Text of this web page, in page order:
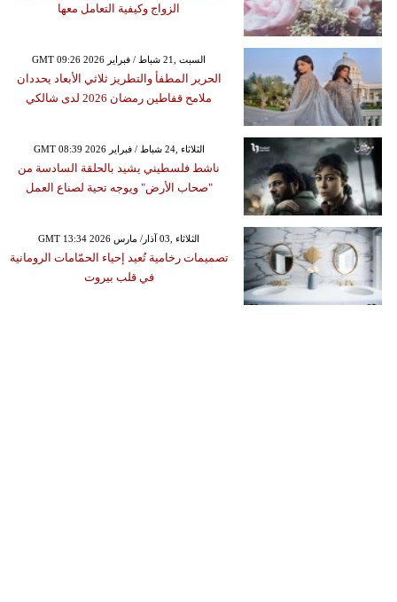
الزواج وكيفية التعامل معها
GMT 09:26 2026 السبت ,21 شباط / فبراير
الحرير المطفأ والتطريز ثلاثي الأبعاد يحددان
ملامح قفاطين رمضان 2026 لدى شالكي
GMT 08:39 2026 الثلاثاء ,24 شباط / فبراير
ناشط فلسطيني يشيد بالحلقة السادسة من
"صحاب الأرض" ويوجه تحية لصناع العمل
GMT 13:34 2026 الثلاثاء ,03 آذار/ مارس
تصميمات رخامية تُعيد إحياء الحمّامات الرومانية
في قلب بيروت